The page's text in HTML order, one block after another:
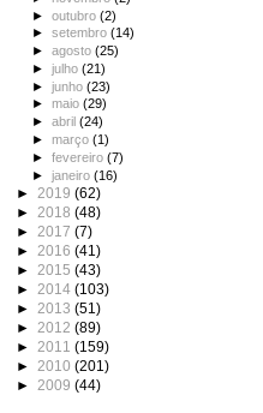
►outubro(2)
►setembro(14)
►agosto(25)
►julho(21)
►junho(23)
►maio(29)
►abril(24)
►março(1)
►fevereiro(7)
►janeiro(16)
► 2019 (62)
► 2018 (48)
► 2017 (7)
► 2016 (41)
► 2015 (43)
► 2014 (103)
► 2013 (51)
► 2012 (89)
► 2011 (159)
► 2010 (201)
► 2009 (44)